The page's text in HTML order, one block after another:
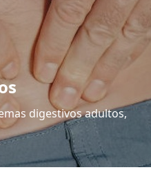
digestivos adultos,